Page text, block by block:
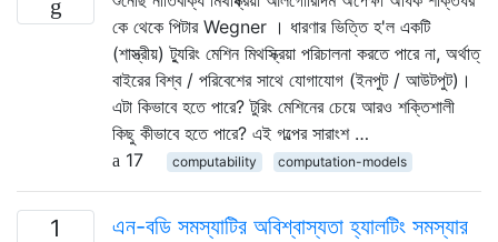
কে থেকে পিটার Wegner । ধারণার ভিত্তি হ'ল একটি
(শাস্ত্রীয়) ট্যুরিং মেশিন মিথস্ক্রিয়া পরিচালনা করতে পারে না, অর্থাত্
বাইরের বিশ্ব / পরিবেশের সাথে যোগাযোগ (ইনপুট / আউটপুট)।
এটা কিভাবে হতে পারে? টুরিং মেশিনের চেয়ে আরও শক্তিশালী
কিছু কীভাবে হতে পারে? এই গল্পের সারাংশ …
17
computability computation-models
1
এন-বডি সমস্যাটির অবিশ্বাস্যতা হ্যালটিং সমস্যার